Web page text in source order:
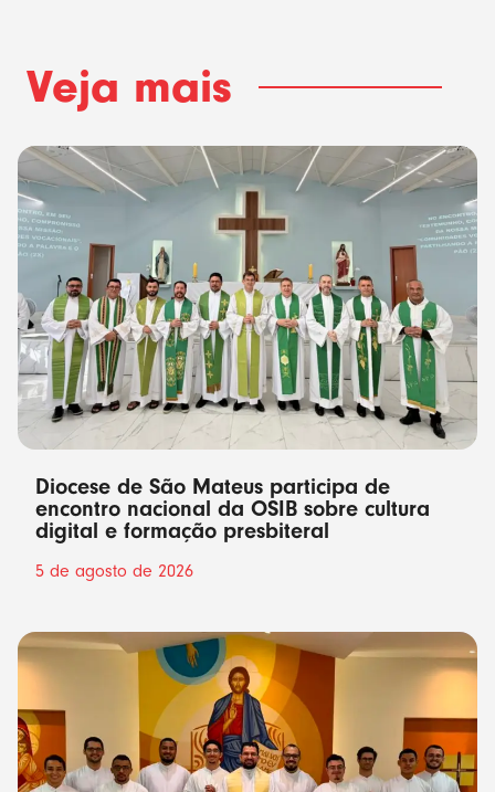
Veja mais
Diocese de São Mateus participa de
encontro nacional da OSIB sobre cultura
digital e formação presbiteral
5 de agosto de 2026